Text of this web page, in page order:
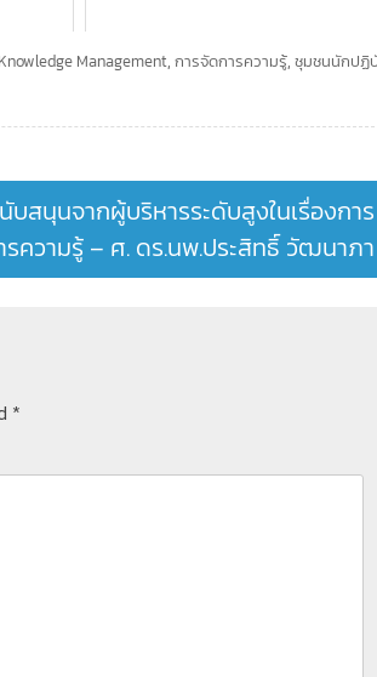
Knowledge Management, การจัดการความรู้, ชุมชนนักปฏิ
บสนุนจากผู้บริหารระดับสูงในเรื่องการ
ความรู้ – ศ. ดร.นพ.ประสิทธิ์ วัฒนาภา
*